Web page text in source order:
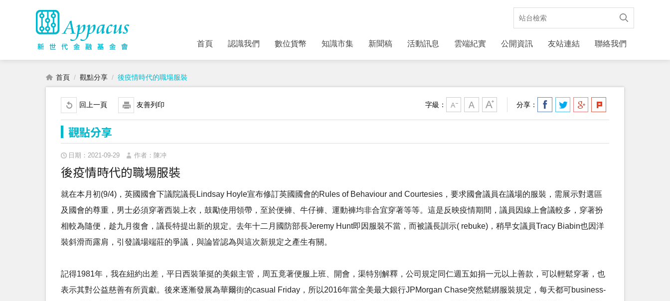
首頁 認識我們 數位貨幣 知識市集 新聞稿 活動訊息 雲端紀實 公開資訊 友站連結 聯絡我們
首頁 觀點分享 後疫情時代的職場服裝
回上一頁 友善列印 字級： 分享：
觀點分享
日期：2021-09-29 作者：陳冲
後疫情時代的職場服裝
就在本月初(9/4)，英國國會下議院議長Lindsay Hoyle宣布修訂英國國會的Rules of Behaviour and Courtesies，要求國會議員在議場的服裝，需展示對選區
及國會的尊重，男士必須穿著西裝上衣，鼓勵使用領帶，至於便褲、牛仔褲、運動褲均非合宜穿著等等。這是反映疫情期間，議員因線上會議較多，穿著扮
相較為隨便，趁九月復會，議長特提出新的規定。去年十二月國防部長Jeremy Hunt即因服裝不當，而被議長訓示( rebuke)，稍早女議員Tracy Biabin也因洋
裝斜滑而露肩，引發議場端莊的爭議，與論皆認為與這次新規定之產生有關。
記得1981年，我在紐約出差，平日西裝筆挺的美銀主管，周五竟著便服上班、開會，渠特別解釋，公司規定同仁週五如捐一元以上善款，可以輕鬆穿著，也
表示其對公益慈善有所貢獻。後來逐漸發展為華爾街的casual Friday，所以2016年當全美最大銀行JPMorgan Chase突然鬆綁服裝規定，每天都可business-